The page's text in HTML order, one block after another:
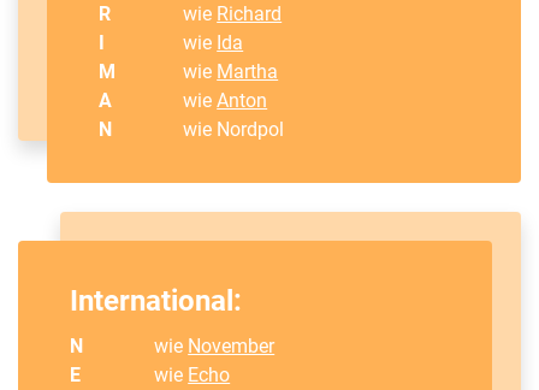
R
wie Richard
I
wie Ida
M
wie Martha
A
wieAnton
N
wie Nordpol
International:
N wie November
E
wie Echo